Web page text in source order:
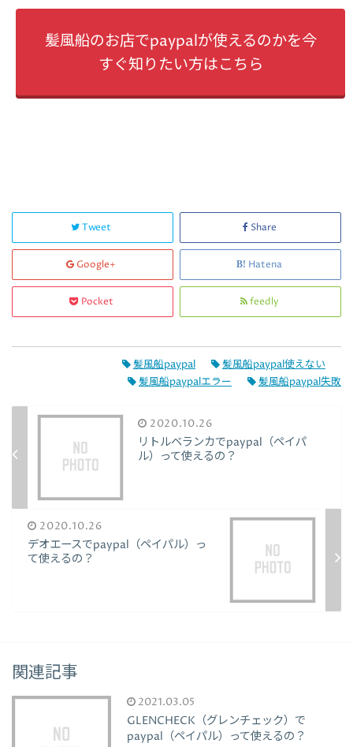
髪風船のお店でpaypalが使えるのかを今
すぐ知りたい方はこちら
Tweet Share
Google+ Hatena
Pocket feedly
髪風船paypal
髪風船paypal使えない
髪風船paypalエラー
髪風船paypal失敗
2020.10.26
リトルベランカでpaypal（ペイパ
ル）って使えるの？
2020.10.26
デオエースでpaypal（ペイパル）っ
て使えるの？
関連記事
2021.03.05
GLENCHECK（グレンチェック）で
paypal（ペイパル）って使えるの？